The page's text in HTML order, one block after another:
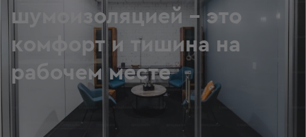
шумоизоляцией - это
комфорт и тишина на
рабочем месте